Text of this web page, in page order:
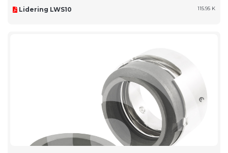
Lidering LWS10 115.95 K